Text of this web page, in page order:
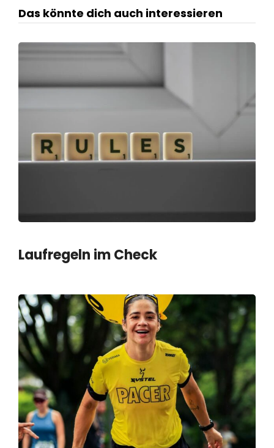
Das könnte dich auch interessieren
Laufregeln im Check